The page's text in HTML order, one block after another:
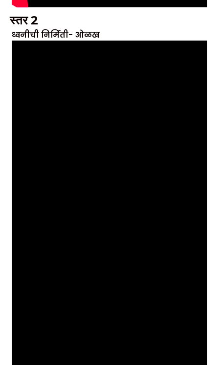
स्तर 2
ध्वनीची निर्मिती- ओळख